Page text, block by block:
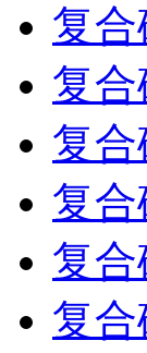
复
复
复
复
复
复